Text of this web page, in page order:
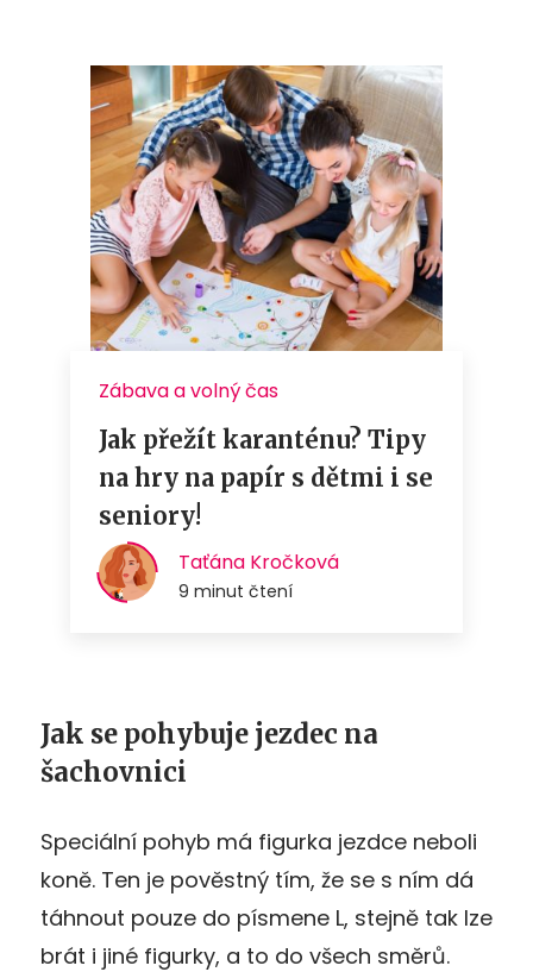
Jak se pohybuje jezdec na
šachovnici
Speciální pohyb má figurka jezdce neboli
koně. Ten je pověstný tím, že se s ním dá
táhnout pouze do písmene L, stejně tak lze
brát i jiné figurky, a to do všech směrů.